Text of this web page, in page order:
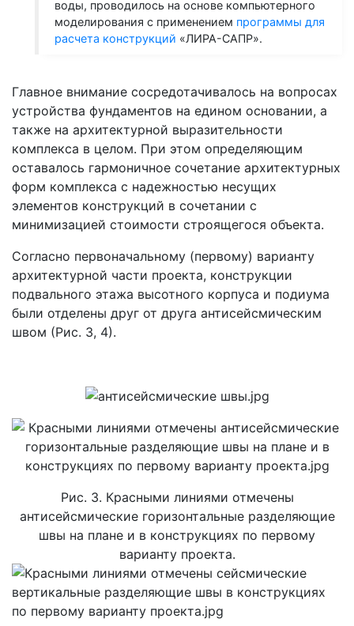
воды, проводилось на основе компьютерного
моделирования с применением программы для
расчета конструкций «ЛИРА-САПР».
Главное внимание сосредотачивалось на вопросах
устройства фундаментов на едином основании, а
также на архитектурной выразительности
комплекса в целом. При этом определяющим
оставалось гармоничное сочетание архитектурных
форм комплекса с надежностью несущих
элементов конструкций в сочетании с
минимизацией стоимости строящегося объекта.
Согласно первоначальному (первому) варианту
архитектурной части проекта, конструкции
подвального этажа высотного корпуса и подиума
были отделены друг от друга антисейсмическим
швом (Рис. 3, 4).
Рис. 3. Красными линиями отмечены
антисейсмические горизонтальные разделяющие
швы на плане и в конструкциях по первому
варианту проекта.